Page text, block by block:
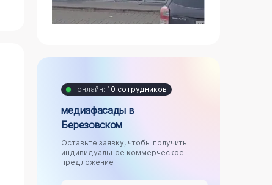
онлайн: 10 сотрудников
медиафасады в
Березовском
Оставьте заявку, чтобы получить
индивидуальное коммерческое
предложение